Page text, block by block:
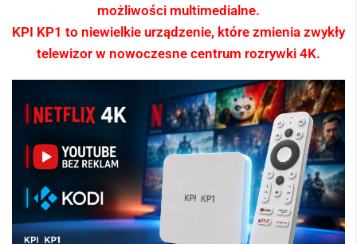
możliwości multimedialne.
KPI KP1 to niewielkie urządzenie, które zmienia zwykły
telewizor w nowoczesne centrum rozrywki 4K.